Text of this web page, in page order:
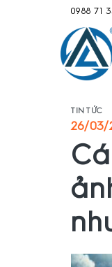
0988 71
TIN TỨC
26/03/